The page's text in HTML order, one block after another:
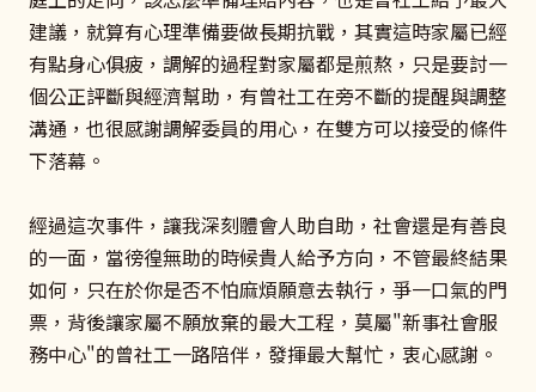
建議，就算有心理準備要做長期抗戰，其實這時家屬已經
有點身心俱疲，調解的過程對家屬都是煎熬，只是要討一
個公正評斷與經濟幫助，有曾社工在旁不斷的提醒與調整
溝通，也很感謝調解委員的用心，在雙方可以接受的條件
下落幕。
經過這次事件，讓我深刻體會人助自助，社會還是有善良
的一面，當徬徨無助的時候貴人給予方向，不管最終結果
如何，只在於你是否不怕麻煩願意去執行，爭一口氣的門
票，背後讓家屬不願放棄的最大工程，莫屬"新事社會服
務中心"的曾社工一路陪伴，發揮最大幫忙，衷心感謝。